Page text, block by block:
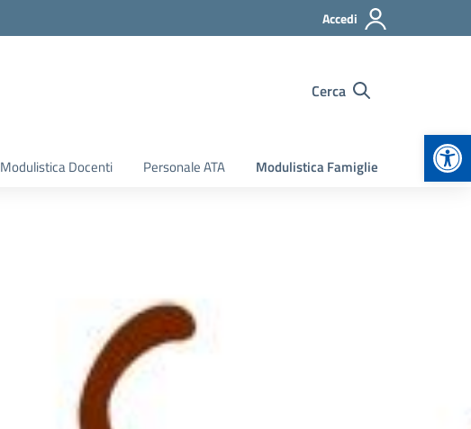
Accedi
Cerca
Modulistica Docenti Personale ATA Modulistica Famiglie